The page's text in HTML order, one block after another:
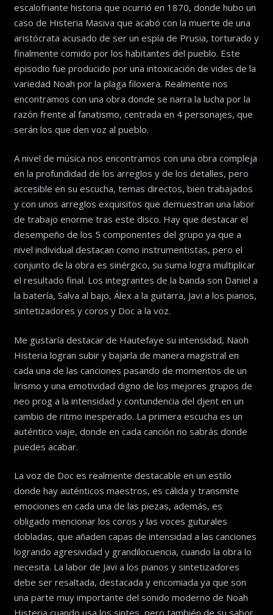
escalofriante historia que ocurrió en 1870, donde hubo un
caso de Histeria Masiva que acabó con la muerte de una
aristócrata acusado de ser un espía de Prusia, torturado y
finalmente comido por los habitantes del pueblo. Este
episodio fue producido por una intoxicación de vides de la
variedad Noah por la plaga filoxera. Realmente nos
encontramos con una obra donde se narra la lucha por la
razón frente al fanatismo, centrada en 4 personajes, que
serán los que den voz al pueblo.
A nivel de música nos encontramos con una obra compleja
en la profundidad de los arreglos y de los detalles, pero
accesible en su escucha, temas directos, bien trabajados
y con unos arreglos exquisitos que demuestran una labor
de trabajo enorme tras este disco. Hay que destacar el
desempeño de los 5 componentes del grupo ya que a
nivel individual destacan como instrumentistas, pero el
conjunto de la obra es sinérgico, su suma logra multiplicar
el resultado final. Los integrantes de la banda son Daniel a
la batería, Salva al bajo, Álex a la guitarra, Javi a los pianos,
sintetizadores y coros y Doc a la voz.
Me gustaría destacar de Hautefaye su intensidad, Naoh
Histeria logran subir y bajarla de manera magistral en
cada una de las canciones pasando de momentos de un
lirismo y una emotividad digno de los mejores grupos de
neo prog a la intensidad y contundencia del djent en un
cambio de ritmo inesperado. La primera escucha es un
auténtico viaje, donde en cada canción no sabrás donde
puedes acabar.
La voz de Doc es realmente destacable en un estilo
donde hay auténticos maestros, es cálida y transmite
emociones en cada una de las piezas, además, es
obligado mencionar los coros y las voces guturales
dobladas, que añaden capas de intensidad a las canciones
logrando agresividad y grandilocuencia, cuando la obra lo
necesita. La labor de Javi a los pianos y sintetizadores
debe ser resaltada, destacada y encomiada ya que son
una parte muy importante del sonido moderno de Noah